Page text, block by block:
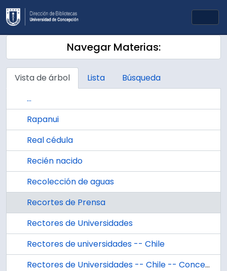
Skip to main content
Navegar Materias:
Vista de árbol Lista
Búsqueda
...
Rapanui
Real cédula
Recién nacido
Recolección de aguas
Recortes de Prensa
Rectores de Universidades
Rectores de universidades -- Chile
Rectores de Universidades -- Chile -- Concepción